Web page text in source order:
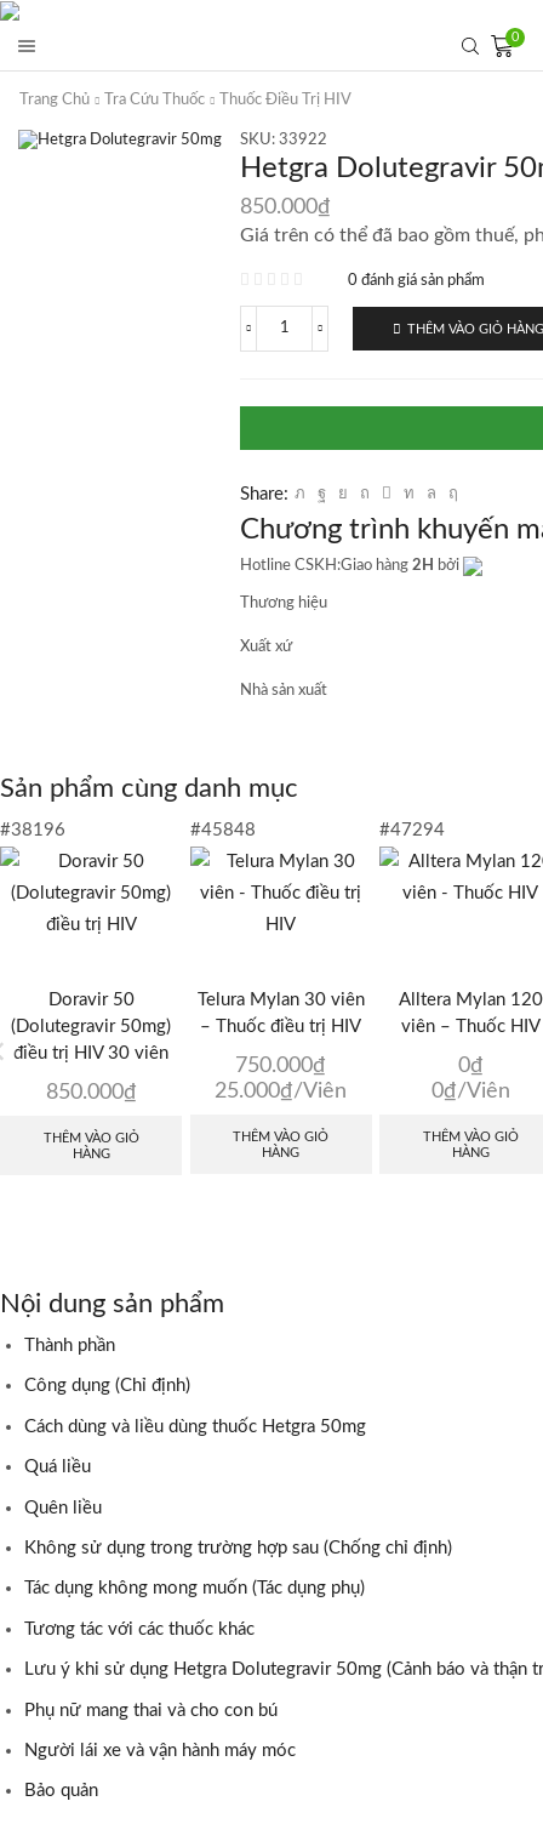
0
Trang Chủ Tra Cứu Thuốc Thuốc Điều Trị HIV
SKU: 33922
Hetgra Dolutegravir
850.000₫
Giá trên có thể đã bao gồm thuế,
0 đánh giá sản phẩm
Hetgra
30
số
THÊM VÀO GIỎ HÀNG
Share:
Chương trình khuyến
Hotline CSKH:Giao hàng 2H bởi
Thương hiệu
Xuất xứ
Nhà sản xuất
Sản phẩm cùng danh mục
#38196
Doravir 50
(Dolutegravir 50mg)
điều trị HIV 30 viên
850.000₫
THÊM VÀO GIỎ
HÀNG
#45848
Telura Mylan 30 viên
– Thuốc điều trị HIV
750.000₫
25.000₫/Viên
THÊM VÀO GIỎ
HÀNG
#47294
Alltera Mylan 120
viên – Thuốc HIV
0₫
0₫/Viên
THÊM VÀO GIỎ
HÀNG
Nội dung sản phẩm
Thành phần
Công dụng (Chỉ định)
Cách dùng và liều dùng thuốc Hetgra 50mg
Quá liều
Quên liều
Không sử dụng trong trường hợp sau (Chống chỉ định)
Tác dụng không mong muốn (Tác dụng phụ)
Tương tác với các thuốc khác
Lưu ý khi sử dụng Hetgra Dolutegravir 50mg (Cảnh báo và thận
Phụ nữ mang thai và cho con bú
Người lái xe và vận hành máy móc
Bảo quản